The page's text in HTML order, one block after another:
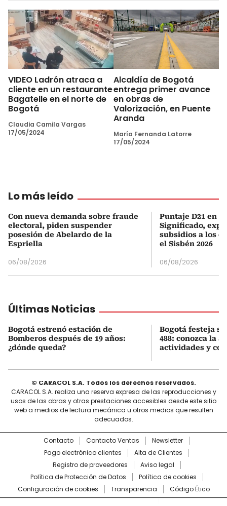
VIDEO Ladrón atraca a
cliente en un restaurante
Bagatelle en el norte de
Bogotá
Claudia Camila Vargas
17/05/2024
Alcaldía de Bogotá
entrega primer avance
en obras de
Valorización, en Puente
Aranda
María Fernanda Latorre
17/05/2024
Lo más leído
Con nueva demanda sobre fraude
electoral, piden suspender
posesión de Abelardo de la
Espriella
06/08/2026
Puntaje D21 en
Significado,
subsidios a los
el Sisbén 2026
06/08/2026
Últimas Noticias
Bogotá estrenó estación de
Bomberos después de 19 años:
¿dónde queda?
Bogotá festeja
488: conozca la
actividades y
© CARACOL S.A. Todos los derechos reservados.
CARACOL S.A. realiza una reserva expresa de las reproducciones y
usos de las obras y otras prestaciones accesibles desde este sitio
web a medios de lectura mecánica u otros medios que resulten
adecuados.
Contacto Contacto Ventas
Newsletter
Pago electrónico clientes
Alta de Clientes
Registro de proveedores
Aviso legal
Política de Protección de Datos
Política de cookies
Configuración de cookies
Transparencia Código Ético